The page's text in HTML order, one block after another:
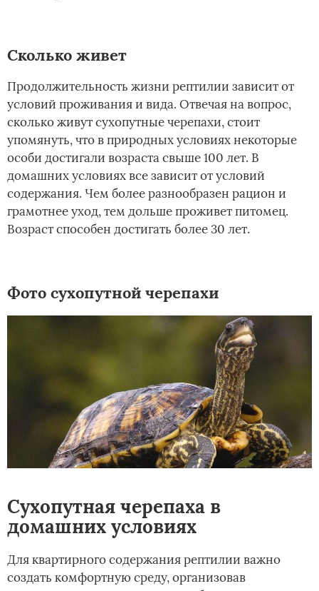
Сколько живет
Продолжительность жизни рептилии зависит от
условий проживания и вида. Отвечая на вопрос,
сколько живут сухопутные черепахи, стоит
упомянуть, что в природных условиях некоторые
особи достигали возраста свыше 100 лет. В
домашних условиях все зависит от условий
содержания. Чем более разнообразен рацион и
грамотнее уход, тем дольше проживет питомец.
Возраст способен достигать более 30 лет.
Фото сухопутной черепахи
Сухопутная черепаха в
домашних условиях
Для квартирного содержания рептилии важно
создать комфортную среду, организовав